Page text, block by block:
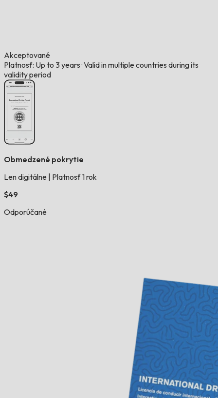
Akceptované
Platnosť: Up to 3 years ·Valid in multiple countries during its
validity period
Obmedzené pokrytie
Len digitálne
Platnosť 1 rok
$49
Odporúčané